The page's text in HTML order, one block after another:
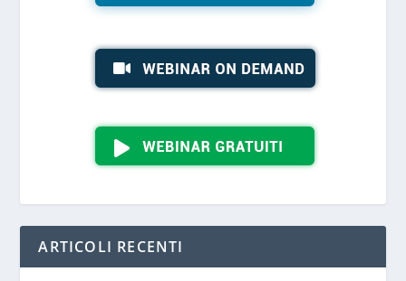
ARTICOLI RECENTI